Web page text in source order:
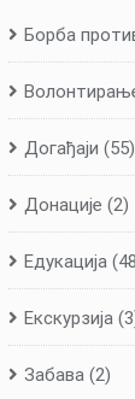
Борба
Догађаји (55)
Донације (2)
Едукација
Екскурзија
Забава (2)